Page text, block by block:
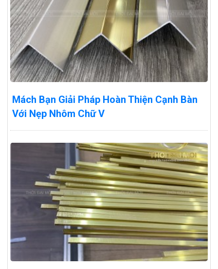
Mách Bạn Giải Pháp Hoàn Thiện Cạnh Bàn
Với Nẹp Nhôm Chữ V